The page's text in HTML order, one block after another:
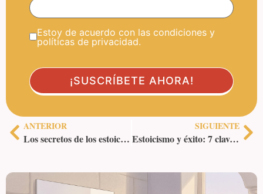
Estoy de acuerdo con las condiciones y
políticas de privacidad.
ANTERIOR
Los secretos de los estoicos para vivir sin estrés
SIGUIENTE
Estoicismo y éxito: 7 claves para conquistar tus metas